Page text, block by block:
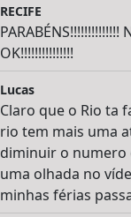
RECIFE
OK!!!!!!!!!!!!!!!
Lucas
Claro que o Rio ta
rio tem mais uma
diminuir o numero
uma olhada no
minhas férias